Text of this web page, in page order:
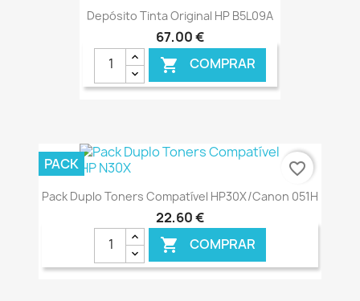
Depósito Tinta Original HP B5L09A
67,00 €
 COMPRAR
Pack Duplo Toners Compatível HP30X/Canon 051H
22,60 €
 COMPRAR
PACK favorite_border